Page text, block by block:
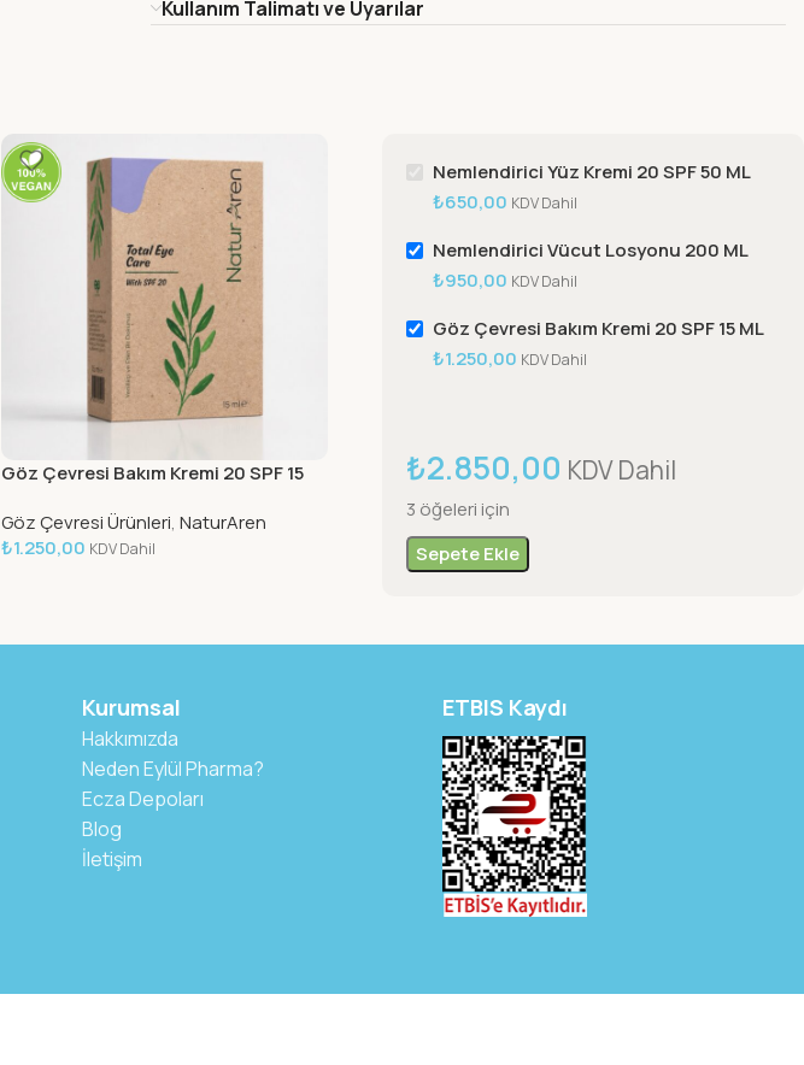
Kullanım Talimatı ve Uyarılar
Göz Çevresi Bakım Kremi 20 SPF 15
Göz Çevresi Ürünleri, NaturAren
₺1.250,00 KDV Dahil
Nemlendirici Yüz Kremi 20 SPF 50 ML
₺650,00 KDV Dahil
Nemlendirici Vücut Losyonu 200 ML
₺950,00 KDV Dahil
Göz Çevresi Bakım Kremi 20 SPF 15 ML
₺1.250,00 KDV Dahil
₺2.850,00 KDV Dahil
3 öğeleri için
Sepete Ekle
Kurumsal
Hakkımızda
Neden Eylül Pharma?
Ecza Depoları
Blog
İletişim
ETBIS Kaydı